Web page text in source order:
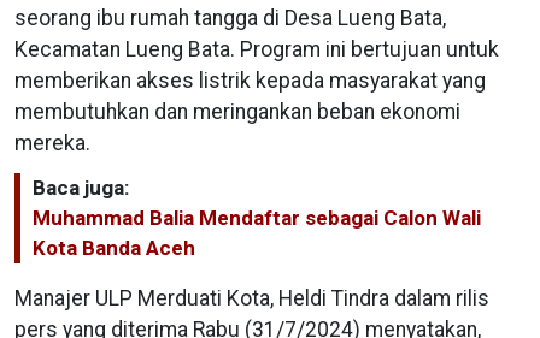
seorang ibu rumah tangga di Desa Lueng Bata,
Kecamatan Lueng Bata. Program ini bertujuan untuk
memberikan akses listrik kepada masyarakat yang
membutuhkan dan meringankan beban ekonomi
mereka.
Baca juga:
Muhammad Balia Mendaftar sebagai Calon Wali
Kota Banda Aceh
Manajer ULP Merduati Kota, Heldi Tindra dalam rilis
pers yang diterima Rabu (31/7/2024) menyatakan,